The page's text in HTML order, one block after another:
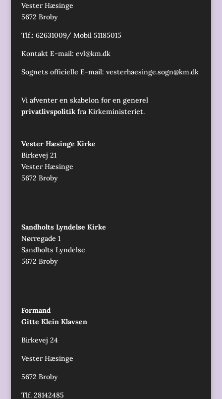
Vester Hæsinge
5672 Broby
Tlf.: 62631009/ Mobil 51185015
Kontakt E-mail: evl@km.dk
Sognets officielle E-mail: vesterhaesinge.sogn@km.dk
Vi afventer en skabelon for en generel
privatlivspolitikfra Kirkeministeriet.
Vester Hæsinge Kirke
Birkevej 21
Vester Hæsinge
5672 Broby
Sandholts Lyndelse Kirke
Nørregade 1
Sandholts Lyndelse
5672 Broby
Formand
Gitte Klein Klavsen
Birkevej 24
Vester Hæsinge
5672 Broby
Tlf. 28142485